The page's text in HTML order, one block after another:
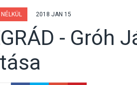
2018 JAN 15
- Gróh